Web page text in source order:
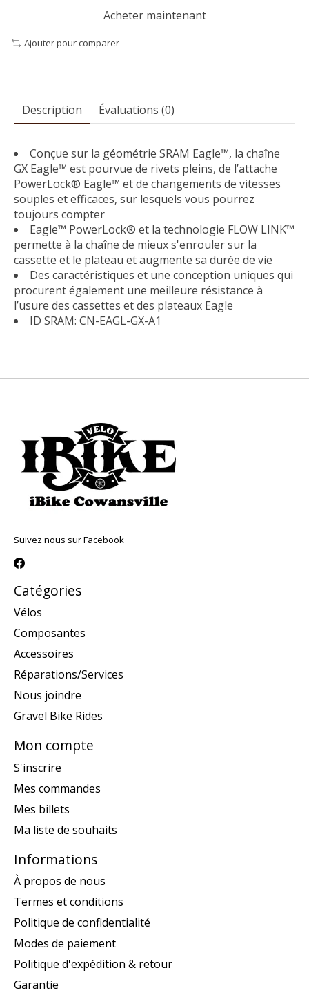
Acheter maintenant
Ajouter pour comparer
Description Évaluations (0)
Conçue sur la géométrie SRAM Eagle™, la chaîne
GX Eagle™ est pourvue de rivets pleins, de l’attache
PowerLock® Eagle™ et de changements de vitesses
souples et efficaces, sur lesquels vous pourrez
toujours compter
Eagle™ PowerLock® et la technologie FLOW LINK™
permette à la chaîne de mieux s'enrouler sur la
cassette et le plateau et augmente sa durée de vie
Des caractéristiques et une conception uniques qui
procurent également une meilleure résistance à
l’usure des cassettes et des plateaux Eagle
ID SRAM: CN-EAGL-GX-A1
Suivez nous sur Facebook
Catégories
Vélos
Composantes
Accessoires
Réparations/Services
Nous joindre
Gravel Bike Rides
Mon compte
S'inscrire
Mes commandes
Mes billets
Ma liste de souhaits
Informations
À propos de nous
Termes et conditions
Politique de confidentialité
Modes de paiement
Politique d'expédition & retour
Garantie